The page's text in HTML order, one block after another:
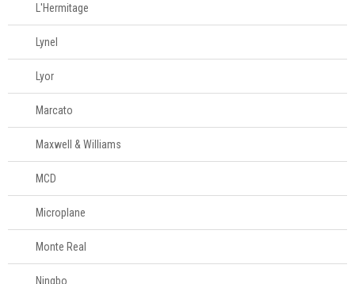
61
996588122
L'Hermitage
Lynel
Lyor
Marcato
Maxwell & Williams
MCD
Microplane
Monte Real
Ningbo